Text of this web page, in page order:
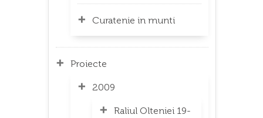
Curatenie in munti
Proiecte
2009
Raliul Olteniei 19-